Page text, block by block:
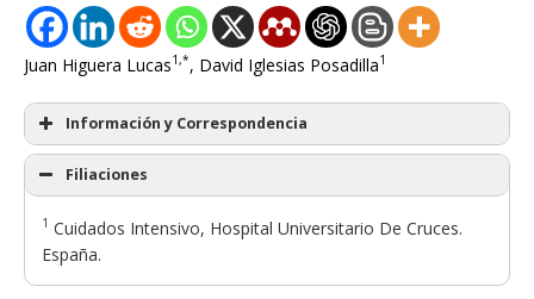
Juan Higuera Lucas1,*, David Iglesias Posadilla1
Información y Correspondencia
Filiaciones
1 Cuidados Intensivo, Hospital Universitario De Cruces.
España.